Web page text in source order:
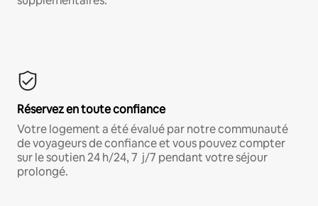
Réservez en toute confiance
Votre logement a été évalué par notre communauté
de voyageurs de confiance et vous pouvez compter
sur le soutien 24 h/24, 7 j/7 pendant votre séjour
prolongé.